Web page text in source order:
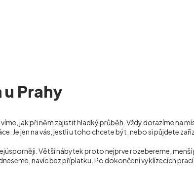
Prahy
jak při něm zajistit hladkýprůběh . Vždy dorazíme na
Je jen na vás, jestli u toho chcete být, nebo si půjdete
Větší nábytek proto nejprve rozebereme,
navíc bez příplatku. Po dokončení vyklízecích